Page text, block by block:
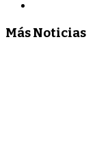
Más Noticias